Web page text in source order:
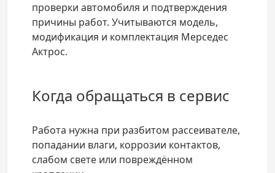
проверки автомобиля и подтверждения
причины работ. Учитываются модель,
модификация и комплектация Мерседес
Актрос.
Когда обращаться в сервис
Работа нужна при разбитом рассеивателе,
попадании влаги, коррозии контактов,
слабом свете или повреждённом